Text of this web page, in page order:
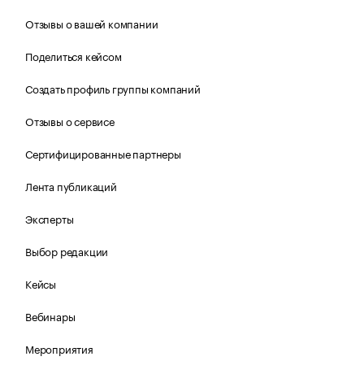
Отзывы о вашей компании
Поделиться кейсом
Создать профиль группы компаний
Отзывы о сервисе
Сертифицированные партнеры
Лента публикаций
Эксперты
Выбор редакции
Кейсы
Вебинары
Мероприятия